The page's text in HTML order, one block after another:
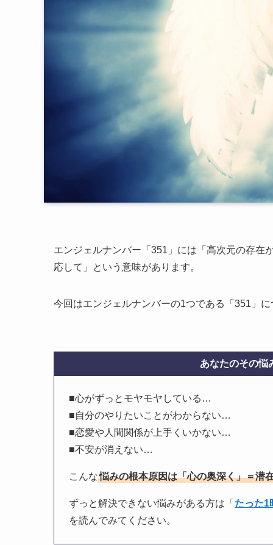
エンジェルナンバー「351」には「高次元の存在
応して」という意味があります。
今回はエンジェルナンバーの1つである「351」
あなたのその悩
■心がずっとモヤモヤしている…
■自分のやりたいことがわからない…
■恋愛や人間関係が上手くいかない…
■不安が消えない…
こんな悩みの根本原因は「心の奥深く」＝潜
ずっと解決できない悩みがある方は「 たった1
を読んでみてください。